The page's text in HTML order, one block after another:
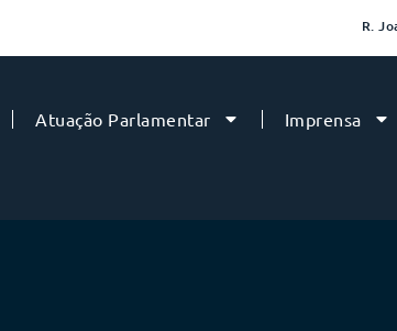
R.
Atuação Parlamentar Imprensa